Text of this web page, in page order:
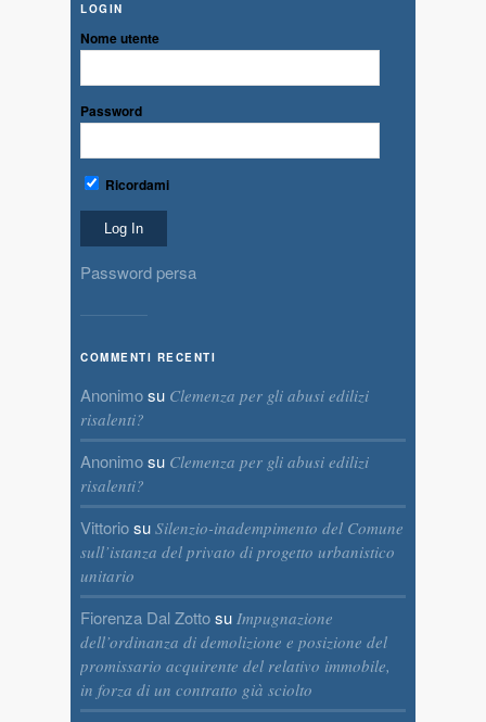
LOGIN
Nome utente
Password
Ricordami
Password persa
COMMENTI RECENTI
Anonimosu Clemenza per gli abusi edilizi
risalenti?
Anonimosu Clemenza per gli abusi edilizi
risalenti?
Vittoriosu Silenzio-inadempimento del Comune
sull’istanza del privato di progetto urbanistico
unitario
Fiorenza Dal Zottosu Impugnazione
dell’ordinanza di demolizione e posizione del
promissario acquirente del relativo immobile,
in forza di un contratto già sciolto